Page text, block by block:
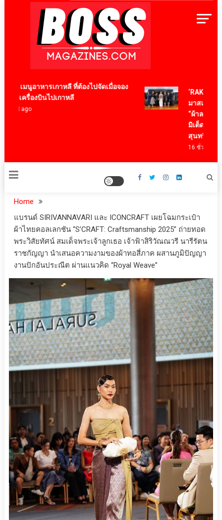
BossMagazinesThailand
เมนูอาหารเกาหลี ที่ต้องไปจัดเมื่อจอง
เครื่องบินไปเกาหลี
มาสเตอร์พีซคอ
“ผ้าลายน้ำไห
มิเต็ด ถ่ายทอ
สุนทรียภาพระ
16 ชั่วโมง ago
Home
แบรนด์ SIRIVANNAVARI และ ICONCRAFT เผยโฉมกระเป๋า
ผ้าไทยคอลเลกชัน “S’CRAFT: Craftsmanship 2025” ถ่ายทอด
พระวิสัยทัศน์ สมเด็จพระเจ้าลูกเธอ เจ้าฟ้าสิริวัณณวรี นารีรัตน
ราชกัญญา นำเสนอความงามของผ้าทอสี่ภาค ผสานภูมิปัญญา
งานปักอันประณีต ผ่านแนวคิด “Royal Weave”